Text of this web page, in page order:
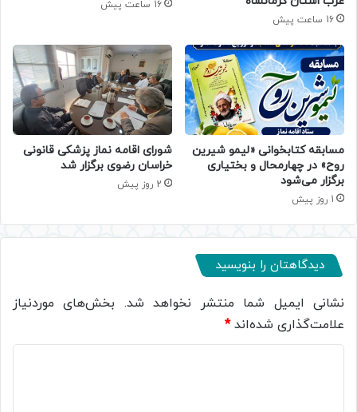
16 ساعت پیش
16 ساعت پیش
مسابقه کتابخوانی «لیمو شیرین
روح» در چهارمحال و بختیاری
برگزار می‌شود
1 روز پیش
شورای اقامه نماز پزشکی قانونی
خراسان رضوی برگزار شد
2 روز پیش
دیدگاهتان را بنویسید
نشانی ایمیل شما منتشر نخواهد شد. بخش‌های موردنیاز
علامت‌گذاری شده‌اند*